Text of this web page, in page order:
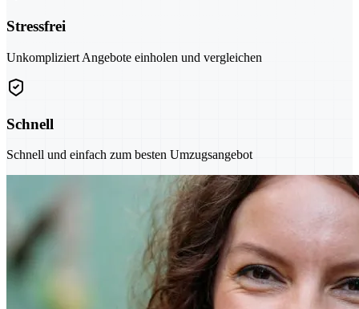
Stressfrei
Unkompliziert Angebote einholen und vergleichen
Schnell
Schnell und einfach zum besten Umzugsangebot